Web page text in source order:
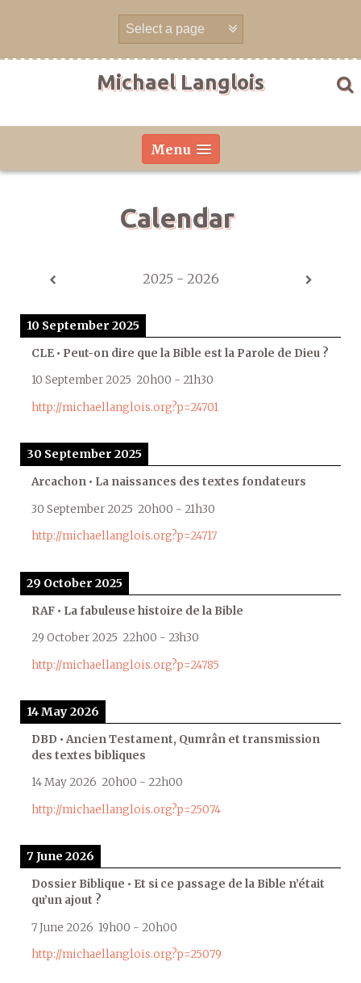
Michael Langlois
Menu
Calendar
2025 - 2026
10 September 2025
CLE • Peut-on dire que la Bible est la Parole de Dieu ?
10 September 2025 20h00 - 21h30
http://michaellanglois.org?p=24701
30 September 2025
Arcachon • La naissances des textes fondateurs
30 September 2025 20h00 - 21h30
http://michaellanglois.org?p=24717
29 October 2025
RAF • La fabuleuse histoire de la Bible
29 October 2025 22h00 - 23h30
http://michaellanglois.org?p=24785
14 May 2026
DBD • Ancien Testament, Qumrân et transmission
des textes bibliques
14 May 2026 20h00 - 22h00
http://michaellanglois.org?p=25074
7 June 2026
Dossier Biblique • Et si ce passage de la Bible n’était
qu’un ajout ?
7 June 2026 19h00 - 20h00
http://michaellanglois.org?p=25079